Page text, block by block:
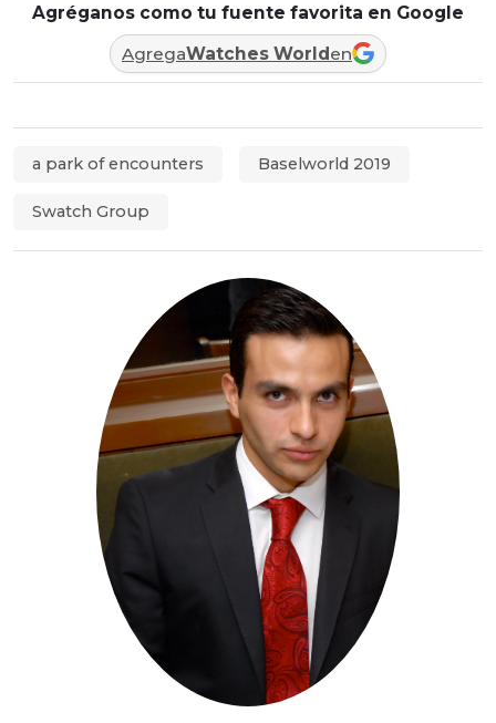
Agréganos como tu fuente favorita en Google
AgregaWatches Worlden
a park of encounters Baselworld 2019
Swatch Group